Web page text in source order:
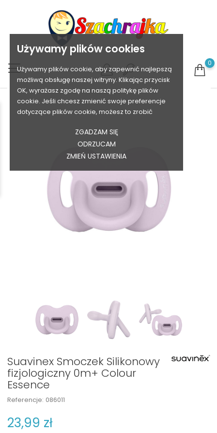
Używamy plików cookies
Używamy plików cookie, aby zapewnić najlepszą
możliwą obsługę naszej witryny. Klikając przycisk
OK, wyrażasz zgodę na naszą politykę plików
cookie. Jeśli chcesz zmienić swoje preferencje
dotyczące plików cookie, możesz to zrobić
ZGADZAM SIĘ
ODRZUCAM
ZMIEŃ USTAWIENIA
0
Suavinex Smoczek Silikonowy
fizjologiczny 0m+ Colour
Essence
Referencje: 086011
23,99 zł